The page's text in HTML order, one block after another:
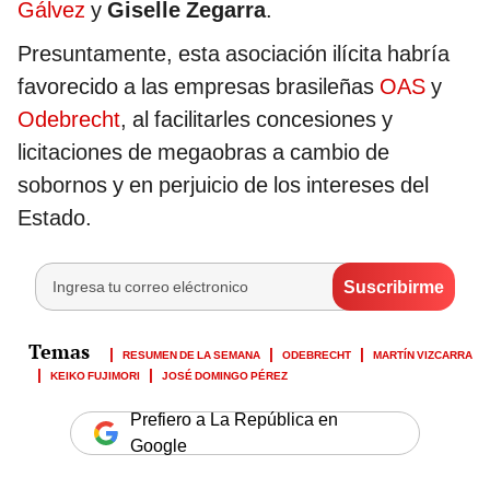
Gálvez y Giselle Zegarra.
Presuntamente, esta asociación ilícita habría
favorecido a las empresas brasileñas OAS y
Odebrecht, al facilitarles concesiones y
licitaciones de megaobras a cambio de
sobornos y en perjuicio de los intereses del
Estado.
RESUMEN DE LA SEMANA ODEBRECHT
MARTÍN VIZCARRA
KEIKO FUJIMORI
JOSÉ DOMINGO PÉREZ
Prefiero a La República en
Google